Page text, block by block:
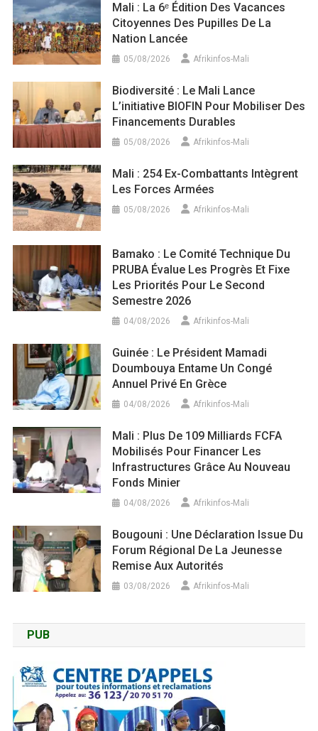
Mali : La 6ᵉ Édition Des Vacances
Citoyennes Des Pupilles De La
Nation Lancée
05/08/2026 Afrikinfos-Mali
Biodiversité : Le Mali Lance
L’initiative BIOFIN Pour Mobiliser Des
Financements Durables
05/08/2026 Afrikinfos-Mali
Mali : 254 Ex-Combattants Intègrent
Les Forces Armées
05/08/2026 Afrikinfos-Mali
Bamako : Le Comité Technique Du
PRUBA Évalue Les Progrès Et Fixe
Les Priorités Pour Le Second
Semestre 2026
04/08/2026 Afrikinfos-Mali
Guinée : Le Président Mamadi
Doumbouya Entame Un Congé
Annuel Privé En Grèce
04/08/2026 Afrikinfos-Mali
Mali : Plus De 109 Milliards FCFA
Mobilisés Pour Financer Les
Infrastructures Grâce Au Nouveau
Fonds Minier
04/08/2026 Afrikinfos-Mali
Bougouni : Une Déclaration Issue Du
Forum Régional De La Jeunesse
Remise Aux Autorités
03/08/2026 Afrikinfos-Mali
PUB